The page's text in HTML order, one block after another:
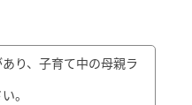
り、子育て中の母親ラ
。